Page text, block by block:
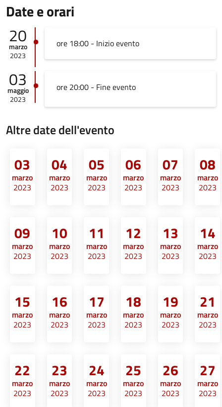
Date e orari
20
marzo
2023
ore 18:00 - Inizio evento
03
maggio
2023
ore 20:00 - Fine evento
Altre date dell'evento
03
marzo
2023
04
marzo
2023
05
marzo
2023
06
marzo
2023
07
marzo
2023
08
marzo
2023
09
marzo
2023
10
marzo
2023
11
marzo
2023
12
marzo
2023
13
marzo
2023
14
marzo
2023
15
marzo
2023
16
marzo
2023
17
marzo
2023
18
marzo
2023
19
marzo
2023
21
marzo
2023
22
marzo
2023
23
marzo
2023
24
marzo
2023
25
marzo
2023
26
marzo
2023
27
marzo
2023